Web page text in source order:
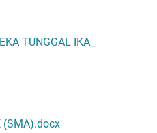
TUNGGAL IKA_
(SMA).docx